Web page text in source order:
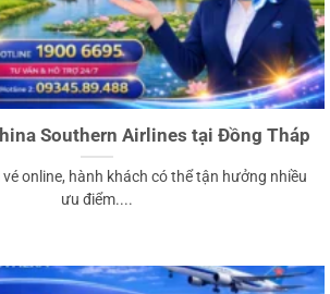
Southern Airlines tại Đồng Tháp
online, hành khách có thể tận hưởng nhiều
ưu điểm....